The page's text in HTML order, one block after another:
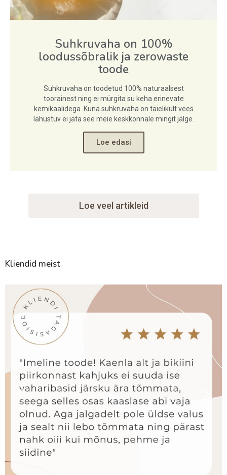
Suhkruvaha on 100%
loodussõbralik ja zerowaste
toode
Suhkruvaha on toodetud 100% naturaalsest
toorainest ning ei mürgita su keha erinevate
kemikaalidega. Kuna suhkruvaha on täielikult vees
lahustuv ei jäta see meie keskkonnale mingit jälge.
Loe edasi
Loe veel artikleid
Kliendid meist